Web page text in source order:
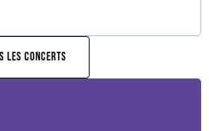
LES CONCERTS